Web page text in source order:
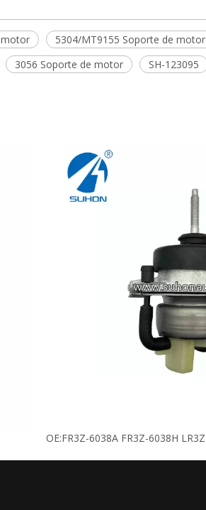
motor
5304/MT9155 Soporte de motor
3056 Soporte de motor
SH-123095